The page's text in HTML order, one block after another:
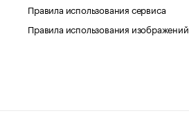
Правила использования сервиса
Правила использования изображений